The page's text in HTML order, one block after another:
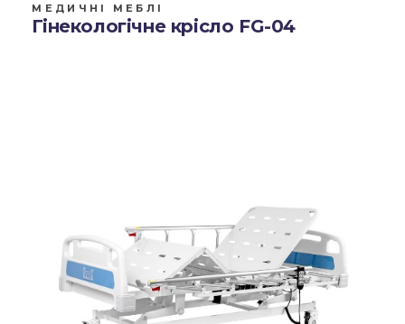
МЕДИЧНІ МЕБЛІ
Гінекологічне крісло FG-04